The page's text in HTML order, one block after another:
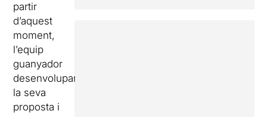
partir
d’aquest
moment,
l’equip
guanyador
desenvoluparà
la seva
proposta i